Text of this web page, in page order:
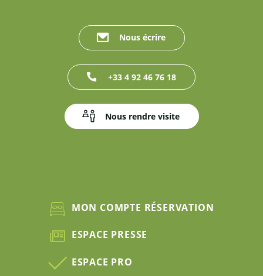
Nous écrire
+33 4 92 46 76 18
Nous rendre visite
MON COMPTE RÉSERVATION
ESPACE PRESSE
ESPACE PRO